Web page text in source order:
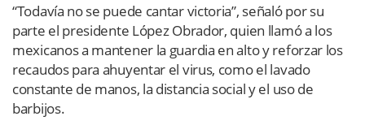
“Todavía no se puede cantar victoria”, señaló por su
parte el presidente López Obrador, quien llamó a los
mexicanos a mantener la guardia en alto y reforzar los
recaudos para ahuyentar el virus, como el lavado
constante de manos, la distancia social y el uso de
barbijos.